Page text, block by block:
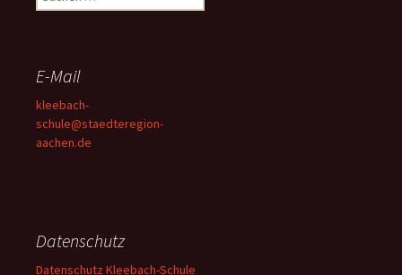
nach:
E-Mail
kleebach-
schule@staedteregion-
aachen.de
Datenschutz
Datenschutz Kleebach-Schule